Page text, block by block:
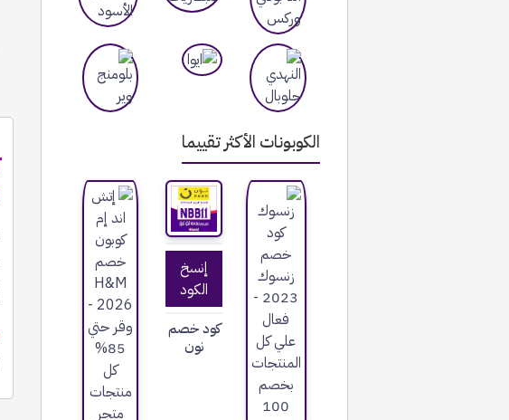
الكوبونات الأكثر تقييما
إنسخ
الكود
كود خصم
نون